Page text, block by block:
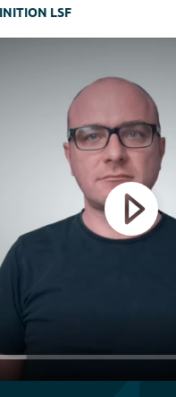
LSF
Play